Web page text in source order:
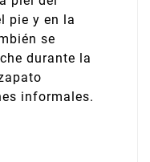
pie y en la
se
durante la
informales.